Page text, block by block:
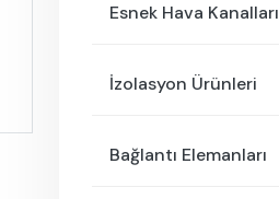
Esnek Hava Kanalları
İzolasyon Ürünleri
Bağlantı Elemanları